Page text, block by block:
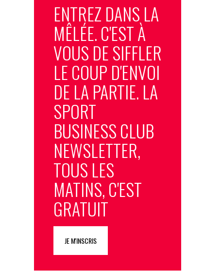
ENTREZ DANS LA
MÊLÉE. C'EST À
VOUS DE SIFFLER
LE COUP D'ENVOI
DE LA PARTIE. LA
SPORT
BUSINESS CLUB
NEWSLETTER,
TOUS LES
MATINS, C'EST
GRATUIT
JE M'INSCRIS